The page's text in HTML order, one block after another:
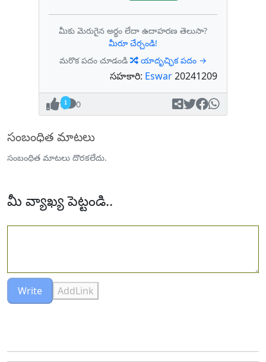
మీకు మెరుగైన అర్థం లేదా ఉదాహరణ తెలుసా?
మీరూ చేర్చండి!
మరొక పదం చూడండి
యాదృచ్ఛిక పదం →
సహకారి: Eswar20241209
1 0
సంబంధిత మాటలు
సంబంధిత మాటలు దొరకలేదు.
మీ వ్యాఖ్య పెట్టండి..
Write AddLink